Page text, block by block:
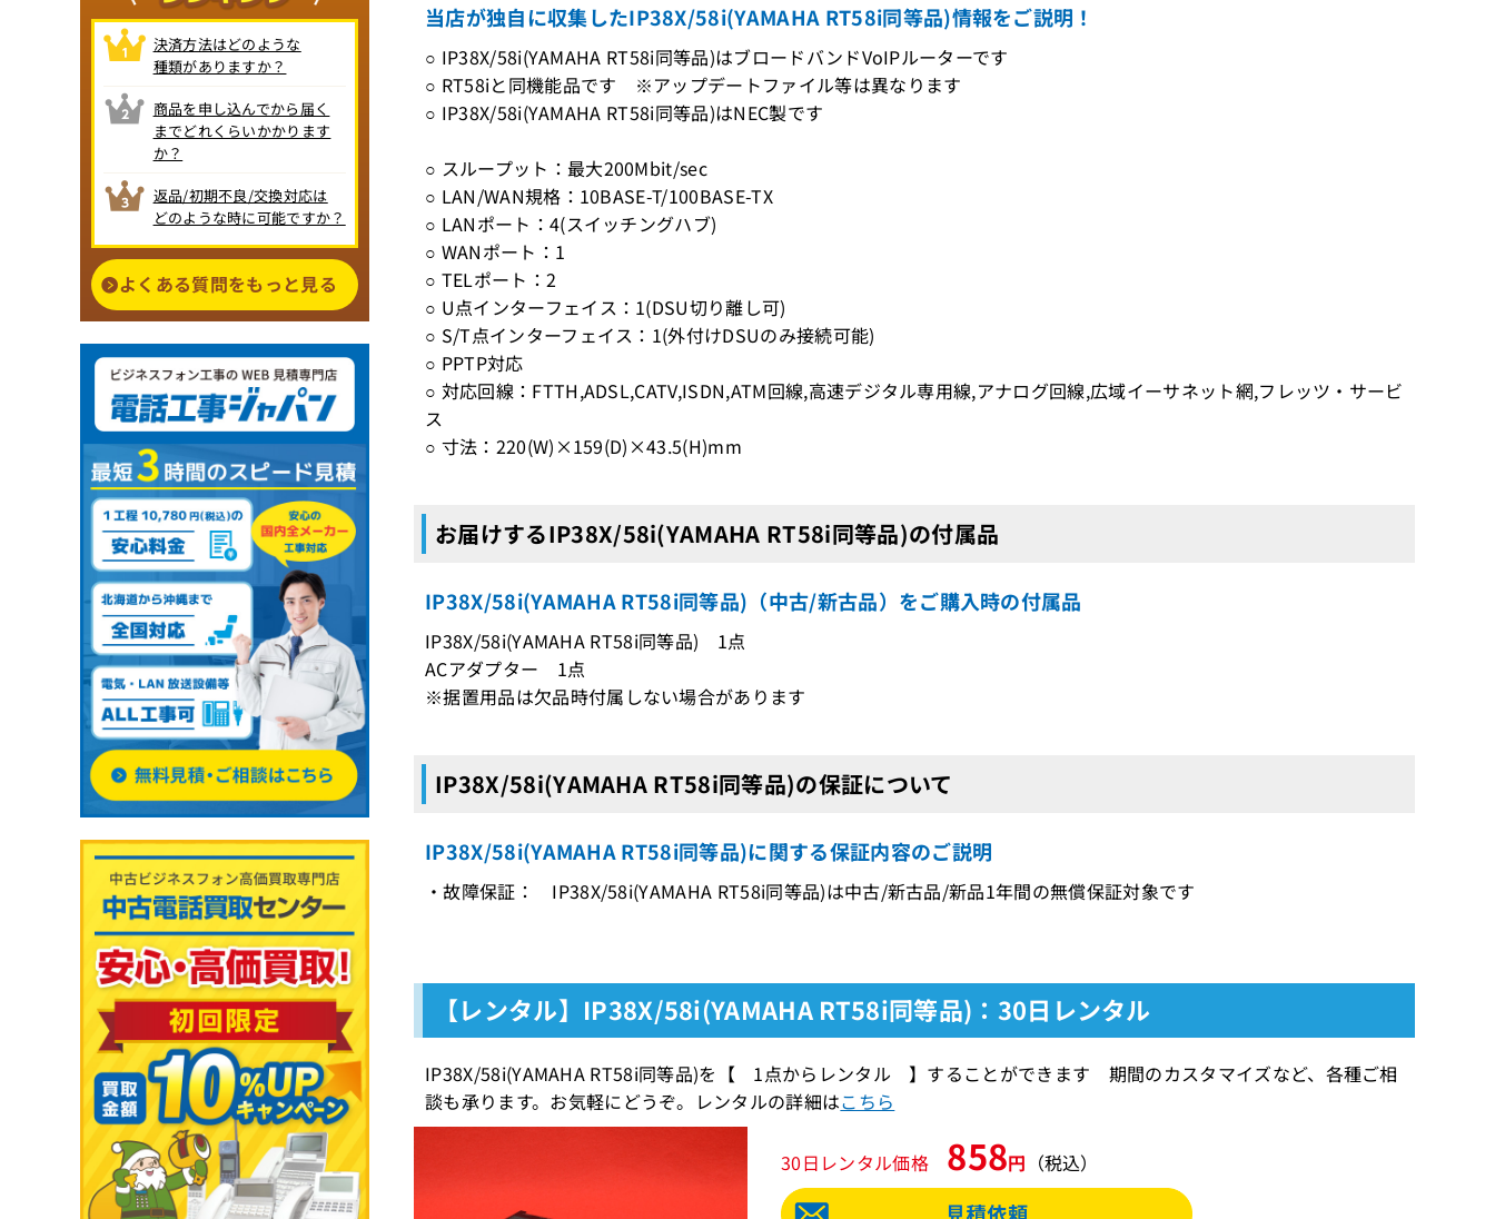
当店が独自に収集したIP38X/58i(YAMAHA RT58i同等品)情報をご説明！
○ IP38X/58i(YAMAHA RT58i同等品)はブロードバンドVoIPルーターです
○ RT58iと同機能品です ※アップデートファイル等は異なります
○ IP38X/58i(YAMAHA RT58i同等品)はNEC製です
○ スループット：最大200Mbit/sec
○ LAN/WAN規格：10BASE-T/100BASE-TX
○ LANポート：4(スイッチングハブ)
○ WANポート：1
○ TELポート：2
○ U点インターフェイス：1(DSU切り離し可)
○ S/T点インターフェイス：1(外付けDSUのみ接続可能)
○ PPTP対応
○ 対応回線：FTTH,ADSL,CATV,ISDN,ATM回線,高速デジタル専用線,アナログ回線,広域イーサネット網,フレッツ・サービ
ス
○ 寸法：220(W)×159(D)×43.5(H)mm
お届けするIP38X/58i(YAMAHA RT58i同等品)の付属品
IP38X/58i(YAMAHA RT58i同等品)（中古/新古品）をご購入時の付属品
IP38X/58i(YAMAHA RT58i同等品) 1点
ACアダプター 1点
※据置用品は欠品時付属しない場合があります
IP38X/58i(YAMAHA RT58i同等品)の保証について
IP38X/58i(YAMAHA RT58i同等品)に関する保証内容のご説明
・故障保証： IP38X/58i(YAMAHA RT58i同等品)は中古/新古品/新品1年間の無償保証対象です
【レンタル】IP38X/58i(YAMAHA RT58i同等品)：30日レンタル
IP38X/58i(YAMAHA RT58i同等品)を【 1点からレンタル 】することができます 期間のカスタマイズなど、各種ご相
談も承ります。お気軽にどうぞ。レンタルの詳細はこちら
30日レンタル価格 858円 （税込）
決済方法はどのような
種類がありますか？
商品を申し込んでから届く
までどれくらいかかります
か？
返品/初期不良/交換対応は
どのような時に可能ですか？
よくある質問をもっと見る